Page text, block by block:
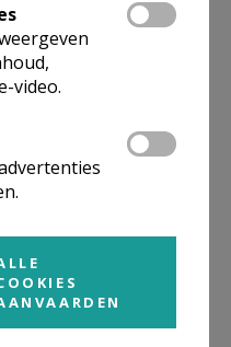
vind je links naar de
video.